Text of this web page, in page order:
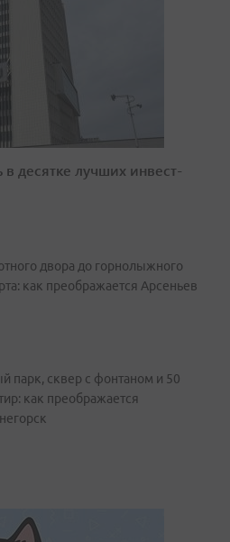
десятке лучших инвест-
двора до горнолыжного
как преображается Арсеньев
парк, сквер с фонтаном и 50
как преображается